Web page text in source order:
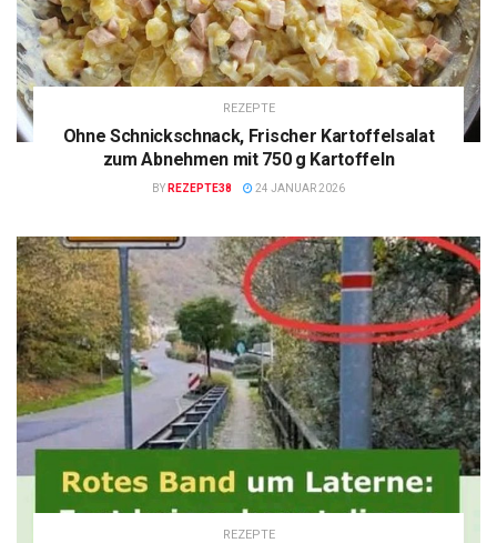
REZEPTE
Ohne Schnickschnack, Frischer Kartoffelsalat
zum Abnehmen mit 750 g Kartoffeln
BY REZEPTE38 24 JANUAR 2026
REZEPTE